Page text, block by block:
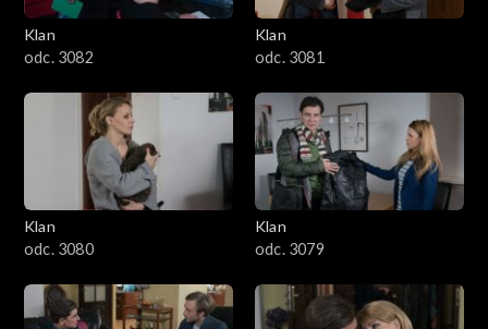
1301–1400
1201–1300
1101–1200
1001–1100
901–1000
801–900
Klan
odc. 3082
Klan
odc. 3081
Klan
odc. 3080
Klan
odc. 3079